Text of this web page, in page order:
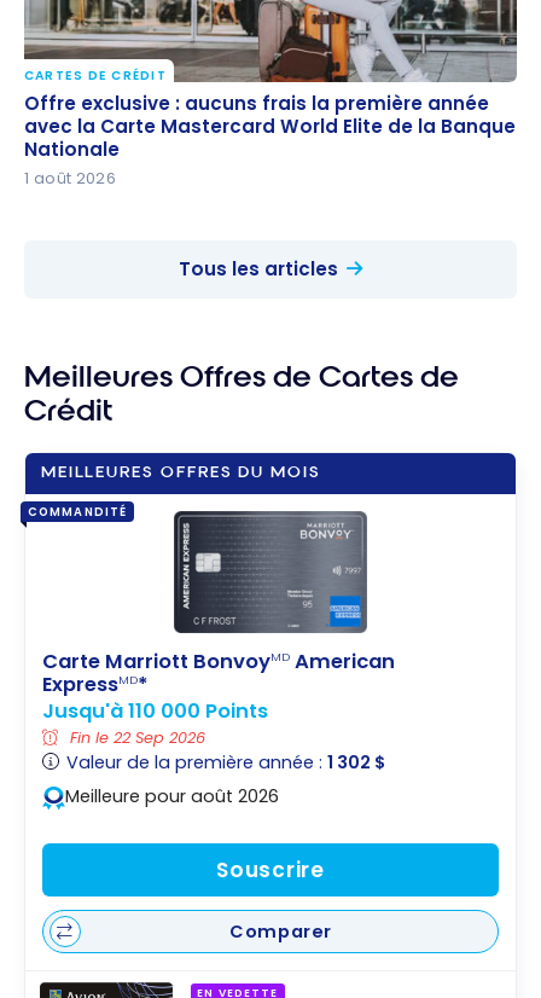
Offre exclusive : aucuns frais la première année
avec la Carte Mastercard World Elite de la Banque
Nationale
CARTES DE CRÉDIT
Offre exclusive : aucuns frais la première année
avec la Carte Mastercard World Elite de la Banque
Nationale
1 août 2026
Tous les articles
Meilleures Offres de Cartes de
Crédit
MEILLEURES OFFRES DU MOIS
COMMANDITÉ
Carte Marriott BonvoyMD American
ExpressMD*
Jusqu'à 110 000 Points
Fin le 22 Sep 2026
Valeur de la première année :1 302 $
Meilleure pour août 2026
Souscrire
Comparer
EN VEDETTE